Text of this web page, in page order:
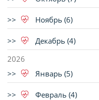
Ноябрь (6)
Декабрь (4)
2026
Январь (5)
Февраль (4)